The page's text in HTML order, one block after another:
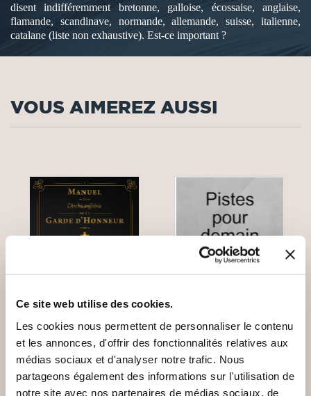
Ce site web utilise des cookies.
Les cookies nous permettent de personnaliser le contenu
et les annonces, d'offrir des fonctionnalités relatives aux
médias sociaux et d'analyser notre trafic. Nous
partageons également des informations sur l'utilisation de
notre site avec nos partenaires de médias sociaux, de
disent indifféremment bretonne, galloise, écossaise, anglaise,
flamande, scandinave, normande, allemande, suisse, italienne,
catalane (liste non exhaustive). Est-ce important ?
VOUS AIMEREZ AUSSI
(3 avis) (0 avis)
JP MONIER